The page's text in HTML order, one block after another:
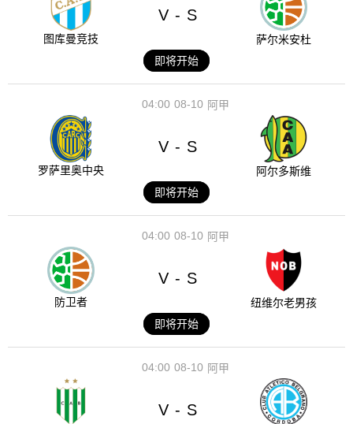
图库曼竞技
V - S
萨尔米安杜
即将开始
08-10
04:00 阿甲
罗萨里奥中央
V - S
阿尔多斯维
即将开始
08-10
04:00 阿甲
防卫者
V - S
纽维尔老男孩
即将开始
08-10
04:00 阿甲
V - S